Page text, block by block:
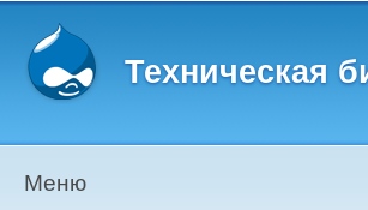
Техническая
Меню